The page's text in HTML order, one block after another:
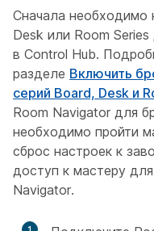
Сначала необходимо
Desk или Room
в Control Hub.
разделе Включить
серий Board, Desk и
Room Navigator для
необходимо пройти
сброс настроек к
доступ к мастеру
Navigator.